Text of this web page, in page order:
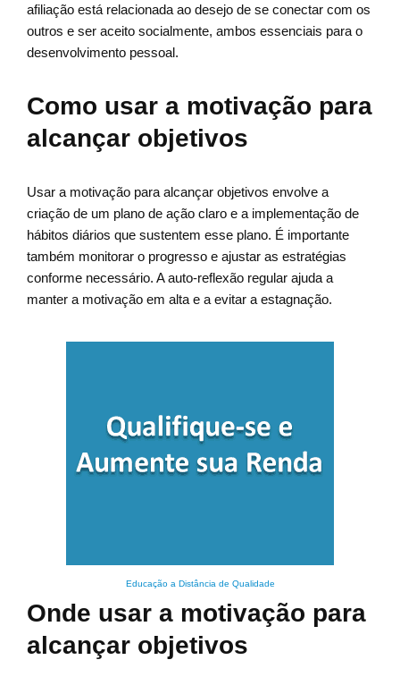
afiliação está relacionada ao desejo de se conectar com os
outros e ser aceito socialmente, ambos essenciais para o
desenvolvimento pessoal.
Como usar a motivação para
alcançar objetivos
Usar a motivação para alcançar objetivos envolve a
criação de um plano de ação claro e a implementação de
hábitos diários que sustentem esse plano. É importante
também monitorar o progresso e ajustar as estratégias
conforme necessário. A auto-reflexão regular ajuda a
manter a motivação em alta e a evitar a estagnação.
Educação a Distância de Qualidade
Onde usar a motivação para
alcançar objetivos